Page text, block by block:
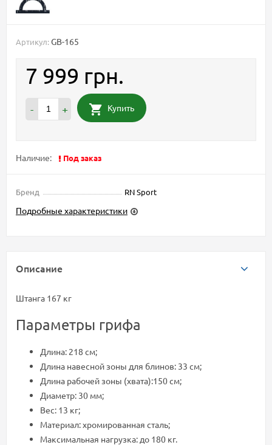
Артикул: GB-165
7 999 грн.
- + Купить
Наличие: Под заказ
Бренд RN Sport
Подробные характеристики
Описание
Штанга 167 кг
Параметры грифа
Длина: 218 см;
Длина навесной зоны для блинов: 33 см;
Длина рабочей зоны (хвата):150 см;
Диаметр: 30 мм;
Вес: 13 кг;
Материал: хромированная сталь;
Максимальная нагрузка: до 180 кг.